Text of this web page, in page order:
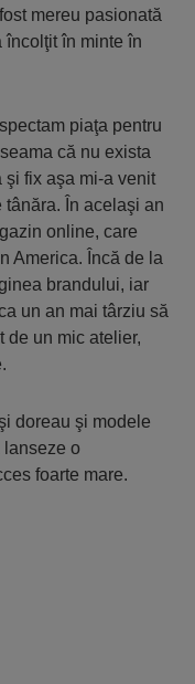
mereu pasionată
încolţit în minte în
piaţa pentru
că nu exista
şi fix aşa mi-a venit
tânăra. În acelaşi an
online, care
America. Încă de la
brandului, iar
un an mai târziu să
de un mic atelier,
doreau şi modele
lanseze o
foarte mare.